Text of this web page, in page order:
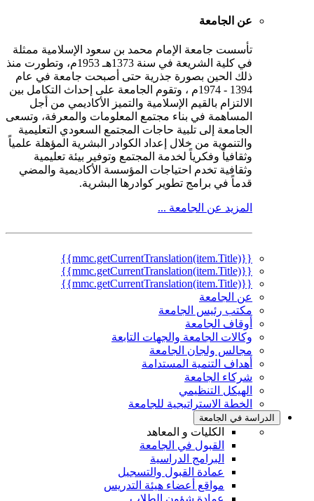
عن الجامعة
تأسست جامعة الإمام محمد بن سعود الإسلامية ممثلة
في كلية الشريعة في سنة 1373هـ 1953م، وتطورت منذ
ذلك الحين بصورة جذرية حتى أصبحت جامعة في عام
1394 - 1974م ، وتقوم الجامعة على إحداث التكامل بين
الالتزام بالقيم الإسلامية والتميز الأكاديمي من أجل
المساهمة في بناء مجتمع المعلومات والمعرفة، وتسعى
الجامعة إلى تلبية حاجات المجتمع السعودي التعليمية
والتنموية من خلال إعداد الكوادر البشرية المؤهلة علمياً
وثقافياً وفكرياً لخدمة المجتمع وتوفير بيئة تعليمية
وثقافية تخدم احتياجات المؤسسة الأكاديمية والمضي
قدماً في برامج تطوير كوادرها البشرية.
المزيد عن الجامعة ...
{{mmc.getCurrentTranslation(item.Title)}}
{{mmc.getCurrentTranslation(item.Title)}}
{{mmc.getCurrentTranslation(item.Title)}}
عن الجامعة
مكتب رئيس الجامعة
أوقاف الجامعة
وكالات الجامعة والجهات التابعة
مجالس ولجان الجامعة
أهداف التنمية المستدامة
شركاء الجامعة
الهيكل التنظيمي
الخطة الاستراتيجية للجامعة
الدراسة في الجامعة
الكليات و المعاهد
القبول في الجامعة
البرامج الدراسية
عمادة القبول والتسجيل
مواقع أعضاء هيئة التدريس
عمادة شؤون الطلاب